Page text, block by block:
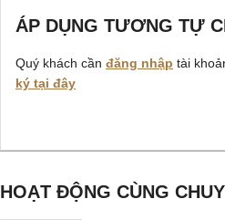
ÁP DỤNG TƯƠNG TỰ
Quý khách cần đăng nhập tài
ký tại đây
HOẠT ĐỘNG CÙNG